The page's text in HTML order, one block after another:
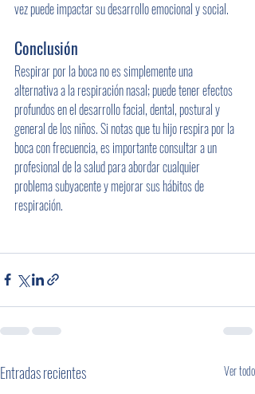
vez puede impactar su desarrollo emocional y social.
Conclusión
Respirar por la boca no es simplemente una
alternativa a la respiración nasal; puede tener efectos
profundos en el desarrollo facial, dental, postural y
general de los niños. Si notas que tu hijo respira por la
boca con frecuencia, es importante consultar a un
profesional de la salud para abordar cualquier
problema subyacente y mejorar sus hábitos de
respiración.
Entradas recientes Ver todo